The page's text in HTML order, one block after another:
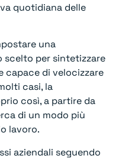
quotidiana delle
una
scelto per sintetizzare
capace di velocizzare
casi, la
così, a partire da
di un modo più
lavoro.
aziendali seguendo